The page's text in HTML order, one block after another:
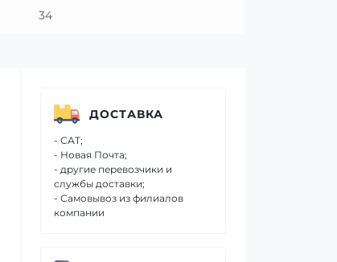
34
ДОСТАВКА
- САТ;
- Новая Почта;
- другие перевозчики и
службы доставки;
- Самовывоз из филиалов
компании